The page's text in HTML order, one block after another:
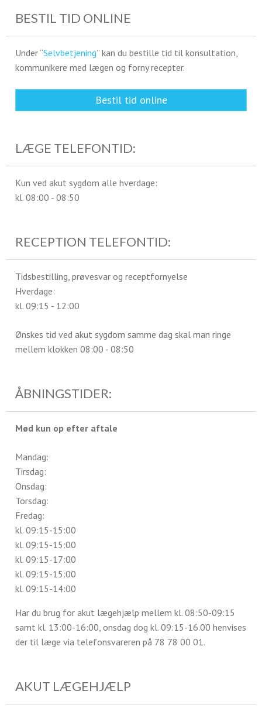
BESTIL TID ONLINE
Under “Selvbetjening” kan du bestille tid til konsultation,
kommunikere med lægen og forny recepter.
Bestil tid online
LÆGE TELEFONTID:
Kun ved akut sygdom alle hverdage:
kl. 08:00 - 08:50
RECEPTION TELEFONTID:
Tidsbestilling, prøvesvar og receptfornyelse
Hverdage:
kl. 09:15 - 12:00
Ønskes tid ved akut sygdom samme dag skal man ringe
mellem klokken 08:00 - 08:50
ÅBNINGSTIDER:
Mød kun op efter aftale
Mandag:
Tirsdag:
Onsdag:
Torsdag:
Fredag:
kl. 09:15-15:00
kl. 09:15-15:00
kl. 09:15-17:00
kl. 09:15-15:00
kl. 09:15-14:00
Har du brug for akut lægehjælp mellem kl. 08:50-09:15
samt kl. 13:00-16:00, onsdag dog kl. 09:15-16.00 henvises
der til læge via telefonsvareren på 78 78 00 01.
AKUT LÆGEHJÆLP